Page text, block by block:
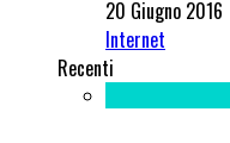
20 Giugno 2016
Internet
Recenti